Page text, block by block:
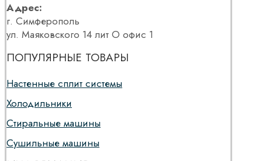
Адрес:
г. Симферополь
ул. Маяковского 14 лит О офис 1
ПОПУЛЯРНЫЕ ТОВАРЫ
Настенные сплит системы
Холодильники
Стиральные машины
Сушильные машины